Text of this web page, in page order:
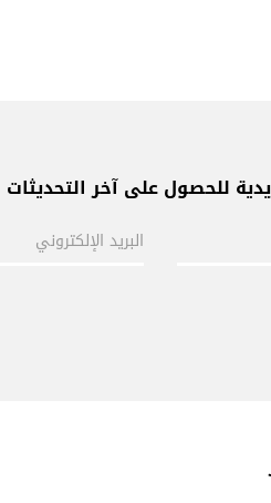
للحصول على آخر التحديثات